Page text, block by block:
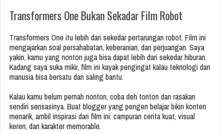
Transformers One Bukan Sekadar Film Robot
Transformers One itu lebih dari sekedar pertarungan robot. Film ini
mengajarkan soal persahabatan, keberanian, dan perjuangan. Saya
yakin, kamu yang nonton juga bisa dapat lebih dari sekedar hiburan.
Kadang saya suka mikir, film ini kayak pengingat kalau teknologi dan
manusia bisa bersatu dan saling bantu.
Kalau kamu belum pernah nonton, coba deh tonton dan rasakan
sendiri sensasinya. Buat blogger yang pengen belajar bikin konten
menarik, ambil inspirasi dari film ini: campuran cerita kuat, visual
keren, dan karakter memorable.